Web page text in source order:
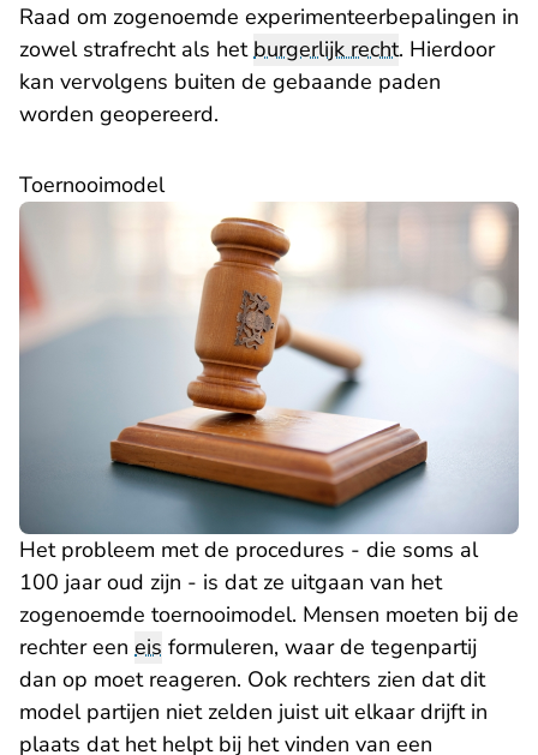
Raad om zogenoemde experimenteerbepalingen in
zowel strafrecht als hetburgerlijk recht. Hierdoor
kan vervolgens buiten de gebaande paden
worden geopereerd.
Toernooimodel
Het probleem met de procedures - die soms al
100 jaar oud zijn - is dat ze uitgaan van het
zogenoemde toernooimodel. Mensen moeten bij de
rechter een eis formuleren, waar de tegenpartij
dan op moet reageren. Ook rechters zien dat dit
model partijen niet zelden juist uit elkaar drijft in
plaats dat het helpt bij het vinden van een